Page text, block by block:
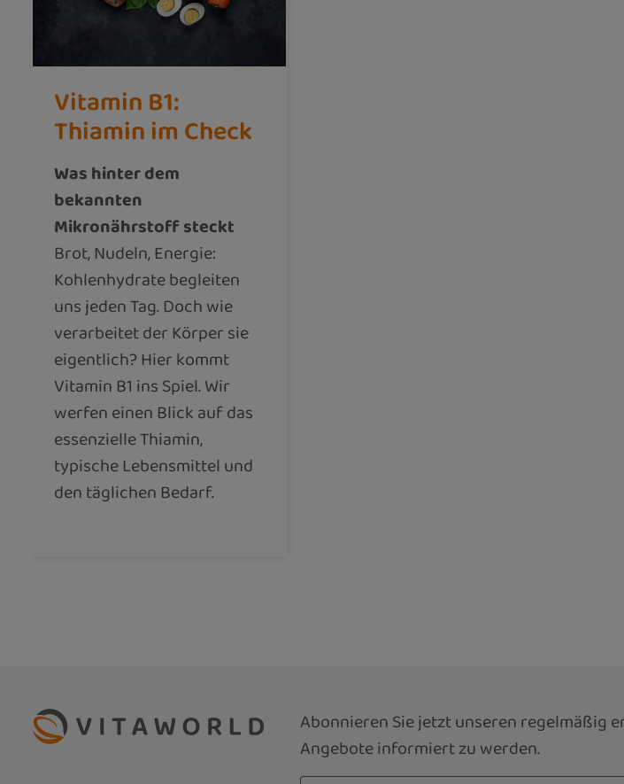
Vitamin B1:
Thiamin im Check
Was hinter dem
bekannten
Mikronährstoff steckt
Brot, Nudeln, Energie:
Kohlenhydrate begleiten
uns jeden Tag. Doch wie
verarbeitet der Körper sie
eigentlich? Hier kommt
Vitamin B1 ins Spiel. Wir
werfen einen Blick auf das
essenzielle Thiamin,
typische Lebensmittel und
den täglichen Bedarf.
Abonnieren Sie jetzt unseren regelmäßig
Angebote informiert zu werden.